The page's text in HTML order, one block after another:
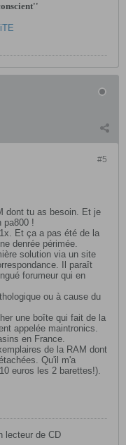
#5
dont tu as besoin. Et je
pa800 !
Et ça a pas été de la
denrée périmée.
solution via un site
Il paraît
forumeur qui en
ou à cause du
une boîte qui fait de la
appelée maintronics.
en France.
de la RAM dont
Qu'il m'a
euros les 2 barettes!).
lecteur de CD